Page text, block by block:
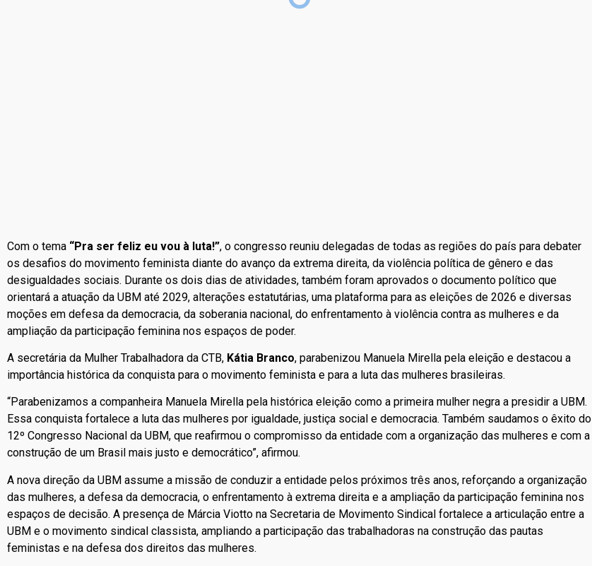
Com o tema “Pra ser feliz eu vou à luta!”, o congresso reuniu delegadas de todas as regiões do país para debater
os desafios do movimento feminista diante do avanço da extrema direita, da violência política de gênero e das
desigualdades sociais. Durante os dois dias de atividades, também foram aprovados o documento político que
orientará a atuação da UBM até 2029, alterações estatutárias, uma plataforma para as eleições de 2026 e diversas
moções em defesa da democracia, da soberania nacional, do enfrentamento à violência contra as mulheres e da
ampliação da participação feminina nos espaços de poder.
A secretária da Mulher Trabalhadora da CTB, Kátia Branco, parabenizou Manuela Mirella pela eleição e destacou a
importância histórica da conquista para o movimento feminista e para a luta das mulheres brasileiras.
“Parabenizamos a companheira Manuela Mirella pela histórica eleição como a primeira mulher negra a presidir a UBM.
Essa conquista fortalece a luta das mulheres por igualdade, justiça social e democracia. Também saudamos o êxito do
12º Congresso Nacional da UBM, que reafirmou o compromisso da entidade com a organização das mulheres e com a
construção de um Brasil mais justo e democrático”, afirmou.
A nova direção da UBM assume a missão de conduzir a entidade pelos próximos três anos, reforçando a organização
das mulheres, a defesa da democracia, o enfrentamento à extrema direita e a ampliação da participação feminina nos
espaços de decisão. A presença de Márcia Viotto na Secretaria de Movimento Sindical fortalece a articulação entre a
UBM e o movimento sindical classista, ampliando a participação das trabalhadoras na construção das pautas
feministas e na defesa dos direitos das mulheres.